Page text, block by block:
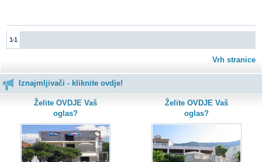
1-1
Vrh stranice
Iznajmljivači - kliknite ovdje!
Želite OVDJE Vaš
oglas?
Želite OVDJE Vaš
oglas?